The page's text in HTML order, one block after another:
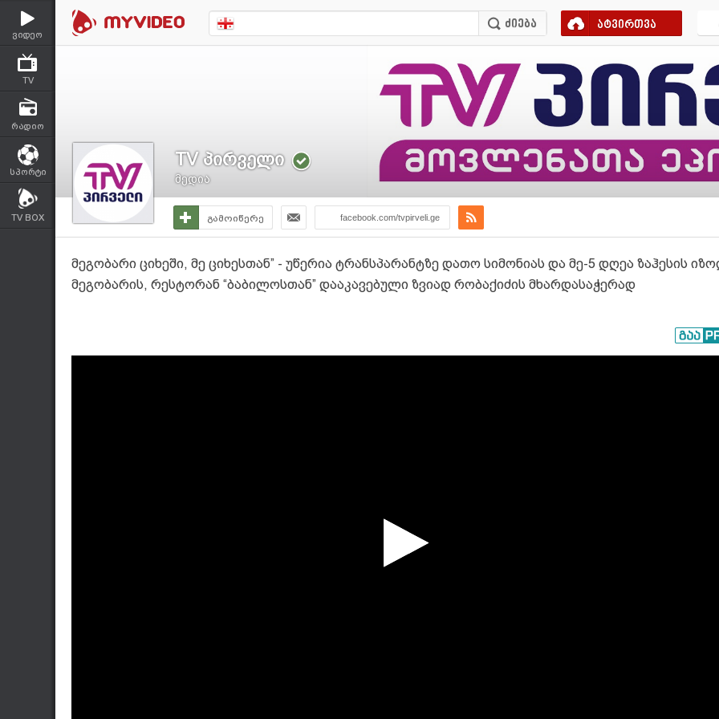
ვიდეო
TV
რადიო
სპორტი
TV BOX
ატვირთვა
TV პირველი
მედია
გამოიწერე facebook.com/tvpirveli.ge
მეგობარი ციხეში, მე ციხესთან” - უწერია ტრანსპარანტზე დათო სიმონიას და მე-5 დღეა ზაჰესის
მეგობარის, რესტორან “ბაბილოსთან” დააკავებული ზვიად რობაქიძის მხარდასაჭერად